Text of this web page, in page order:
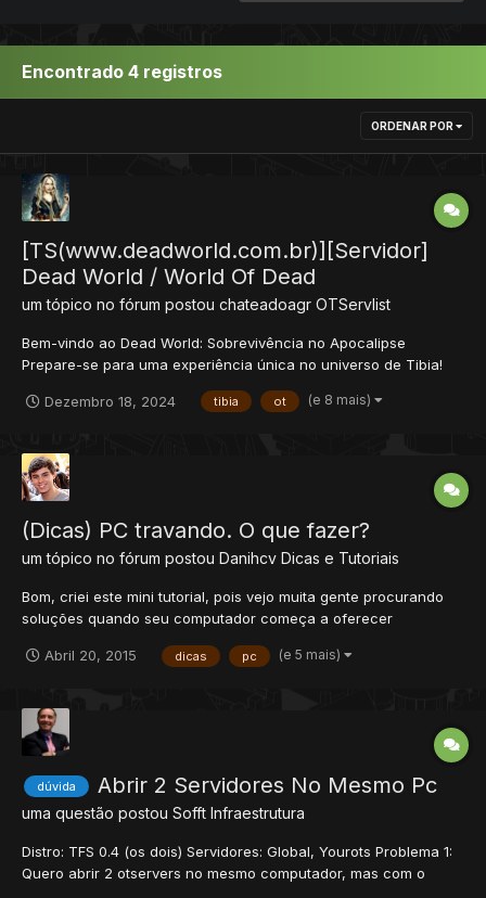
Encontrado 4 registros
ORDENAR POR
[TS(www.deadworld.com.br)][Servidor]
Dead World / World Of Dead
um tópico no fórum postou chateadoagr OTServlist
Bem-vindo ao Dead World: Sobrevivência no Apocalipse
Prepare-se para uma experiência única no universo de Tibia!
apocalipse zumbi onde cada passo é uma batalha pela
mundo combina...
Dezembro 18, 2024 tibia ot (e 8 mais)
(Dicas) PC travando. O que fazer?
um tópico no fórum postou Danihcv Dicas e Tutoriais
Bom, criei este mini tutorial, pois vejo muita gente procurando
soluções quando seu computador começa a oferecer
Primeiramente pode ser alguns conflitos de programas e muitos
Abril 20, 2015 dicas pc (e 5 mais)
dúvida Abrir 2 Servidores No Mesmo Pc
uma questão postou Sofft Infraestrutura
Distro: TFS 0.4 (os dois) Servidores: Global, Yourots Problema 1:
Quero abrir 2 otservers no mesmo computador, mas com o